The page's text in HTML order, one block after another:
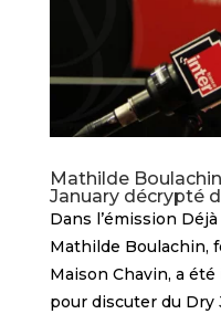
Mathilde
January décrypté
Dans l’émission
Mathilde Boulachin,
Maison Chavin, a
pour discuter du Dry